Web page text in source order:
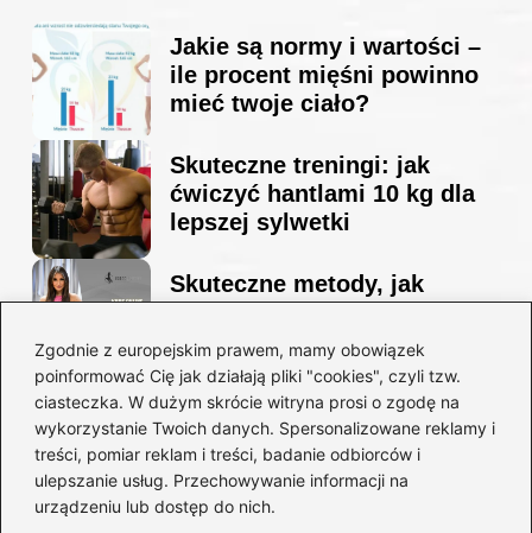
Zgodnie z europejskim prawem, mamy obowiązek
poinformować Cię jak działają pliki "cookies", czyli tzw.
ciasteczka. W dużym skrócie witryna prosi o zgodę na
wykorzystanie Twoich danych. Spersonalizowane reklamy i
treści, pomiar reklam i treści, badanie odbiorców i
ulepszanie usług. Przechowywanie informacji na
urządzeniu lub dostęp do nich.
Jakie są normy i wartości –
ile procent mięśni powinno
mieć twoje ciało?
Skuteczne treningi: jak
ćwiczyć hantlami 10 kg dla
lepszej sylwetki
Skuteczne metody, jak
sylwetkę w zaledwie 90 dni
Idealny garnitur: jak dobrać
go do swojej sylwetki?